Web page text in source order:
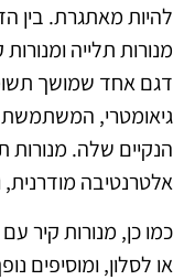
להיות מאתגרת. בין
מנורות תלייה
דגם אחד שמושך
גיאומטרי, המשתמשת
הנקיים שלה. מנורות
אלטרנטיבה מודרנית,
כמו כן, מנורות קיר
או לסלון, ומוסיפים